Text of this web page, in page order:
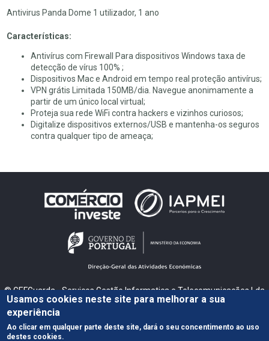
Antivirus Panda Dome 1 utilizador, 1 ano
Características:
Antivírus com Firewall Para dispositivos Windows taxa de
detecção de vírus 100% ;
Dispositivos Mac e Android em tempo real proteção antivírus;
VPN grátis Limitada 150MB/dia. Navegue anonimamente a
partir de um único local virtual;
Proteja sua rede WiFi contra hackers e vizinhos curiosos;
Digitalize dispositivos externos/USB e mantenha-os seguros
contra qualquer tipo de ameaça;
© GEFGuarda - Serviços Gestão Informatica e Telecomunicações Lda
Guarda - Sé
Política de Privacidade
Usamos cookies neste site para melhorar a sua
experiência
Ao clicar em qualquer parte deste site, dará o seu concentimento ao uso
destes cookies.